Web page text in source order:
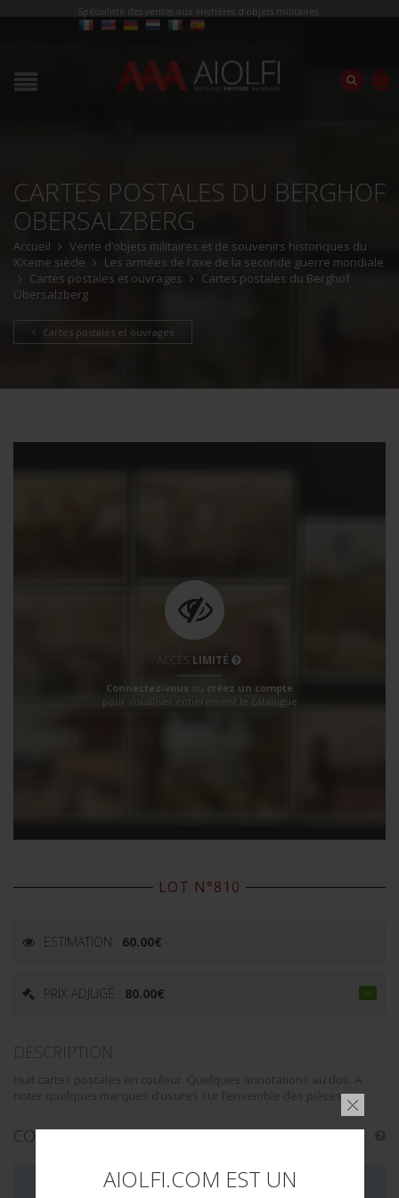
AIOLFI.COM EST UN
Spécialiste des ventes aux enchères d'objets militaires
CARTES POSTALES DU BERGHOF
OBERSALZBERG
Accueil
Vente d’objets militaires et de souvenirs historiques du
XXeme siècle
Les armées de l’axe de la seconde guerre mondiale
Cartes postales et ouvrages
Cartes postales du Berghof
Obersalzberg
Cartes postales et ouvrages
ACCÈS LIMITÉ
Connectez-vous ou créez un compte
pour visualiser entièrement le catalogue
LOT N°810
ESTIMATION : 60.00€
PRIX ADJUGÉ : 80.00€
DESCRIPTION
Huit cartes postales en couleur. Quelques annotations au dos. A
noter quelques marques d’usures sur l’ensemble des pièces.
CONDITION :II+
LA VENTE DE CE LOT EST MAINTENANT TERMINÉE